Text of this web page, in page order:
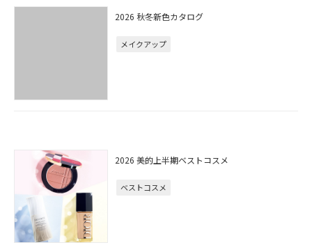
2026 秋冬新色カタログ
メイクアップ
2026 美的上半期ベストコスメ
ベストコスメ